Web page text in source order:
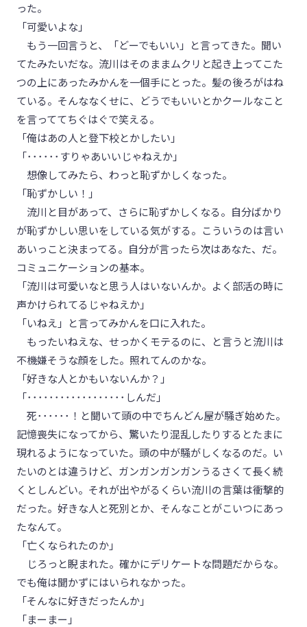
った。
「可愛いよな」
もう一回言うと、「どーでもいい」と言ってきた。聞い
てたみたいだな。流川はそのままムクリと起き上ってこた
つの上にあったみかんを一個手にとった。髪の後ろがはね
ている。そんななくせに、どうでもいいとかクールなこと
を言っててちぐはぐで笑える。
「俺はあの人と登下校とかしたい」
「･･････すりゃあいいじゃねえか」
想像してみたら、わっと恥ずかしくなった。
「恥ずかしい！」
流川と目があって、さらに恥ずかしくなる。自分ばかり
が恥ずかしい思いをしている気がする。こういうのは言い
あいっこと決まってる。自分が言ったら次はあなた、だ。
コミュニケーションの基本。
「流川は可愛いなと思う人はいないんか。よく部活の時に
声かけられてるじゃねえか」
「いねえ」と言ってみかんを口に入れた。
もったいねえな、せっかくモテるのに、と言うと流川は
不機嫌そうな顔をした。照れてんのかな。
「好きな人とかもいないんか？」
「･･････････････････しんだ」
死･･････！と聞いて頭の中でちんどん屋が騒ぎ始めた。
記憶喪失になってから、驚いたり混乱したりするとたまに
現れるようになっていた。頭の中が騒がしくなるのだ。い
たいのとは違うけど、ガンガンガンガンうるさくて長く続
くとしんどい。それが出やがるくらい流川の言葉は衝撃的
だった。好きな人と死別とか、そんなことがこいつにあっ
たなんて。
「亡くなられたのか」
じろっと睨まれた。確かにデリケートな問題だからな。
でも俺は聞かずにはいられなかった。
「そんなに好きだったんか」
「まーまー」